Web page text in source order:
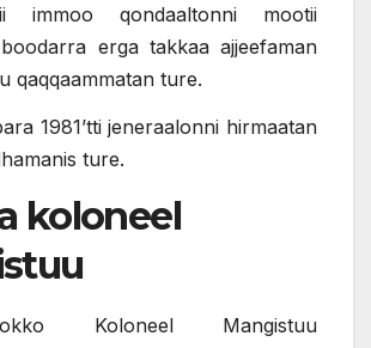
immoo qondaaltonni mootii
erga takkaa ajjeefaman
qaqqaammatan ture.
1981’tti jeneraalonni hirmaatan
ture.
koloneel
Koloneel Mangistuu